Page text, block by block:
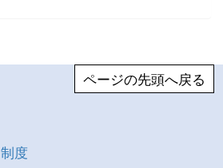
ページの先頭へ戻る
度